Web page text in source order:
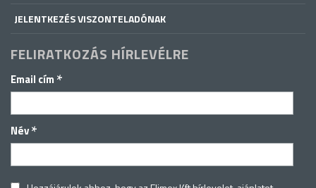
JELENTKEZÉS VISZONTELADÓNAK
FELIRATKOZÁS HÍRLEVÉLRE
Email cím *
Név*